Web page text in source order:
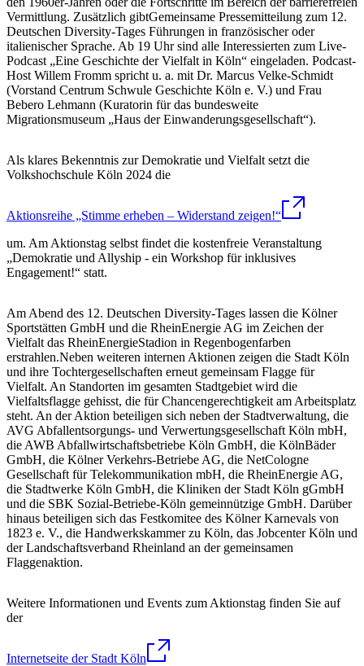
Vermittlung. Zusätzlich gibtGemeinsame Pressemitteilung zum 12.
Deutschen Diversity-Tages Führungen in französischer oder
italienischer Sprache. Ab 19 Uhr sind alle Interessierten zum Live-
Podcast „Eine Geschichte der Vielfalt in Köln“ eingeladen. Podcast-
Host Willem Fromm spricht u. a. mit Dr. Marcus Velke-Schmidt
(Vorstand Centrum Schwule Geschichte Köln e. V.) und Frau
Bebero Lehmann (Kuratorin für das bundesweite
Migrationsmuseum „Haus der Einwanderungsgesellschaft“).
Als klares Bekenntnis zur Demokratie und Vielfalt setzt die
Volkshochschule Köln 2024 die
Aktionsreihe „Stimme erheben – Widerstand zeigen!“
um. Am Aktionstag selbst findet die kostenfreie Veranstaltung
„Demokratie und Allyship - ein Workshop für inklusives
Engagement!“ statt.
Am Abend des 12. Deutschen Diversity-Tages lassen die Kölner
Sportstätten GmbH und die RheinEnergie AG im Zeichen der
Vielfalt das RheinEnergieStadion in Regenbogenfarben
erstrahlen.Neben weiteren internen Aktionen zeigen die Stadt Köln
und ihre Tochtergesellschaften erneut gemeinsam Flagge für
Vielfalt. An Standorten im gesamten Stadtgebiet wird die
Vielfaltsflagge gehisst, die für Chancengerechtigkeit am Arbeitsplatz
steht. An der Aktion beteiligen sich neben der Stadtverwaltung, die
AVG Abfallentsorgungs- und Verwertungsgesellschaft Köln mbH,
die AWB Abfallwirtschaftsbetriebe Köln GmbH, die KölnBäder
GmbH, die Kölner Verkehrs-Betriebe AG, die NetCologne
Gesellschaft für Telekommunikation mbH, die RheinEnergie AG,
die Stadtwerke Köln GmbH, die Kliniken der Stadt Köln gGmbH
und die SBK Sozial-Betriebe-Köln gemeinnützige GmbH. Darüber
hinaus beteiligen sich das Festkomitee des Kölner Karnevals von
1823 e. V., die Handwerkskammer zu Köln, das Jobcenter Köln und
der Landschaftsverband Rheinland an der gemeinsamen
Flaggenaktion.
Weitere Informationen und Events zum Aktionstag finden Sie auf
der
Internetseite der Stadt Köln